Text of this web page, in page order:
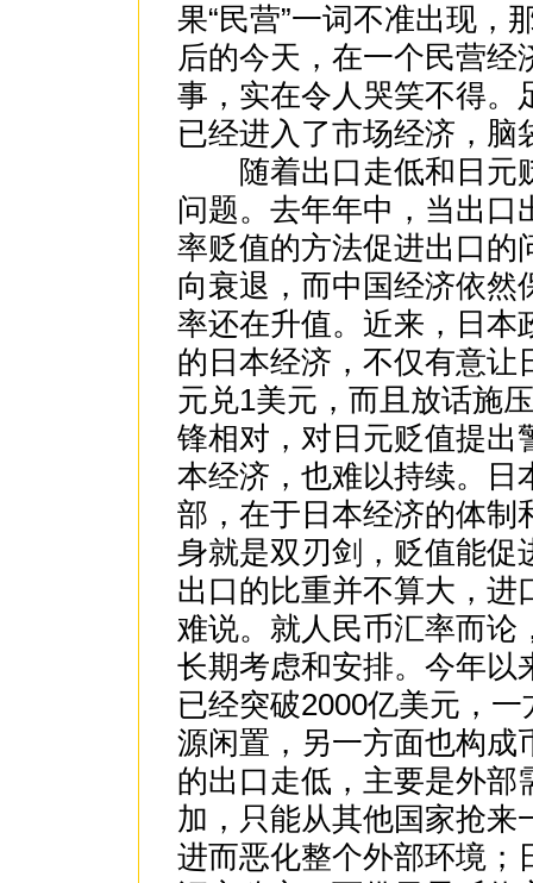
果“民营”一词不准出现，
后的今天，在一个民营
事，实在令人哭笑不得。
已经进入了市场经济，
随着出口走低和日元
问题。去年年中，当出
率贬值的方法促进出口的
向衰退，而中国经济依然
率还在升值。近来，日本
的日本经济，不仅有意让
元兑1美元，而且放话施
锋相对，对日元贬值提出
本经济，也难以持续。日
部，在于日本经济的体制
身就是双刃剑，贬值能促
出口的比重并不算大，进
难说。就人民币汇率而论
长期考虑和安排。今年以
已经突破2000亿美元，
源闲置，另一方面也构成
的出口走低，主要是外部
加，只能从其他国家抢来
进而恶化整个外部环境；